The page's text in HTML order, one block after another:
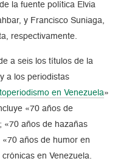
la fuente política Elvia
y Francisco Suniaga,
respectivamente.
a seis los títulos de la
a los periodistas
en Venezuela»
«70 años de
«70 años de hazañas
años de humor en
en Venezuela.